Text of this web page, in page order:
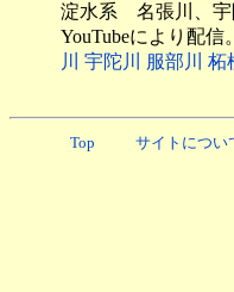
淀水系 名張川、宇
YouTubeにより配信
川 宇陀川 服部川 柘
Top サイトについ